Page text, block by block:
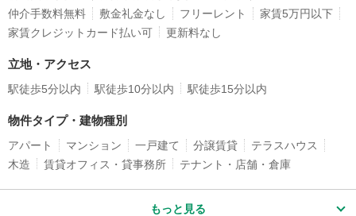
仲介手数料無料
敷金礼金なし フリーレント
家賃5万円以下
家賃クレジットカード払い可
更新料なし
立地・アクセス
駅徒歩5分以内 駅徒歩10分以内 駅徒歩15分以内
物件タイプ・建物種別
アパート マンション 一戸建て 分譲賃貸
テラスハウス
木造
賃貸オフィス・貸事務所 テナント・店舗・倉庫
もっと見る